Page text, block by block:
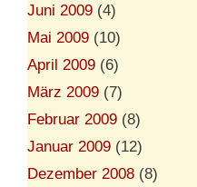
Juni 2009 (4)
Mai 2009 (10)
April 2009 (6)
März 2009 (7)
Februar 2009 (8)
Januar 2009 (12)
Dezember 2008 (8)